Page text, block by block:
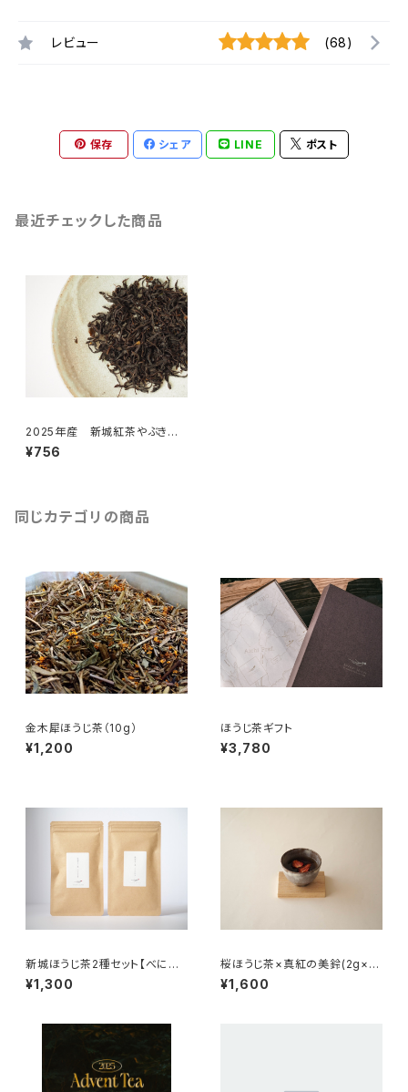
レビュー (68)
保存 シェア LINE ポスト
最近チェックした商品
2025年産 新城紅茶やぶきた
春摘み（10g入）
¥756
同じカテゴリの商品
金木犀ほうじ茶（10g）
¥1,200
ほうじ茶ギフト
¥3,780
新城ほうじ茶2種セット【べにふ
うき】【べにひかり】
¥1,300
桜ほうじ茶×真紅の美鈴(2g×
3、苺ドライ6切れ)
¥1,600